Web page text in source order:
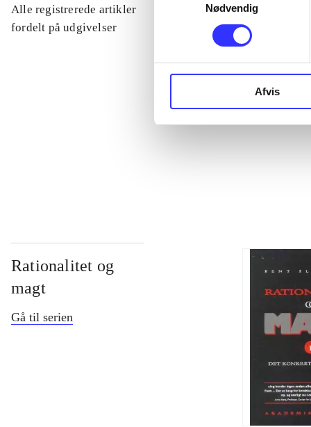
Nødvendig
Afvis
Alle registrerede artikler
fordelt på udgivelser
...
Rationalitet og
magt
Gå til serien